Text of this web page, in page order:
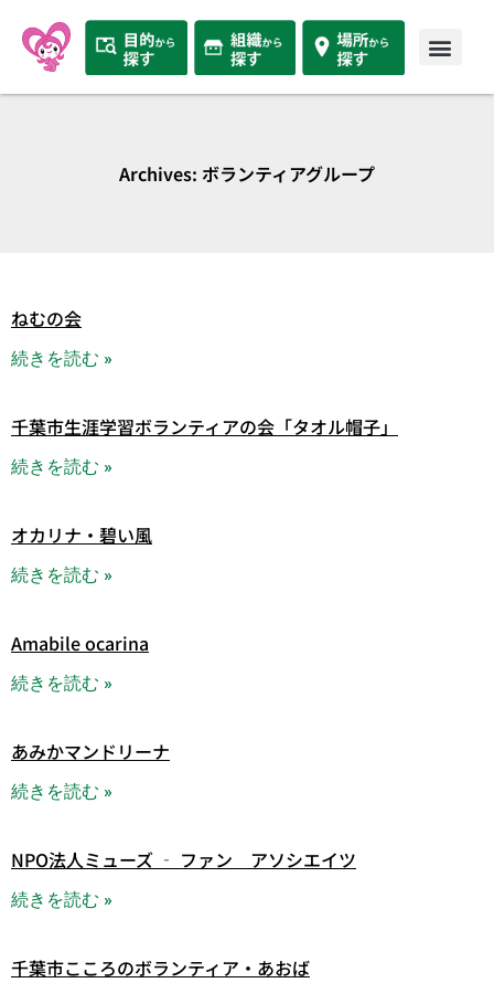
Archives: ボランティアグループ
ねむの会
続きを読む »
千葉市生涯学習ボランティアの会「タオル帽子」
続きを読む »
オカリナ・碧い風
続きを読む »
Amabile ocarina
続きを読む »
あみかマンドリーナ
続きを読む »
NPO法人ミューズ ‐ ファン アソシエイツ
続きを読む »
千葉市こころのボランティア・あおば